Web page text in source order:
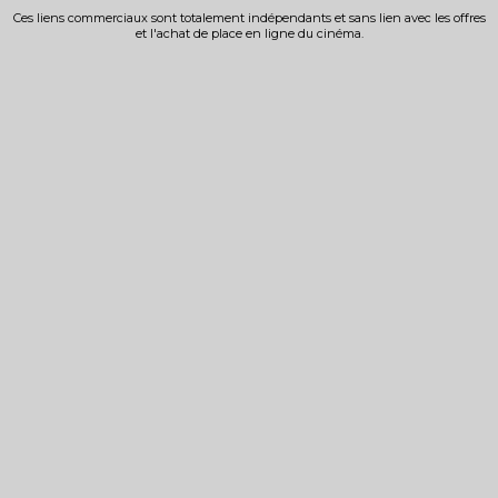
Ces liens commerciaux sont totalement indépendants et sans lien avec les offres
et l'achat de place en ligne du cinéma.